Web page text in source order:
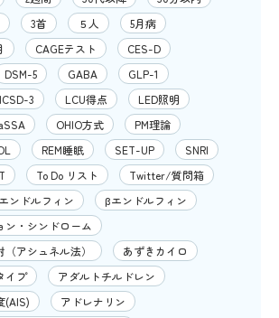
3首 ５人
5月病
CAGEテスト
CES-D
DSM-5 GABA
GLP-1
ICSD-3 LCU得点
LED照明
OHIO方式
PM理論
REM睡眠 SET-UP
SNRI
To Do リスト
Twitter/質問箱
ンドルフィン
βエンドルフィン
ン・シンドローム
アシュネル法）
あずきカイロ
イプ
アダルトチルドレン
(AIS)
アドレナリン